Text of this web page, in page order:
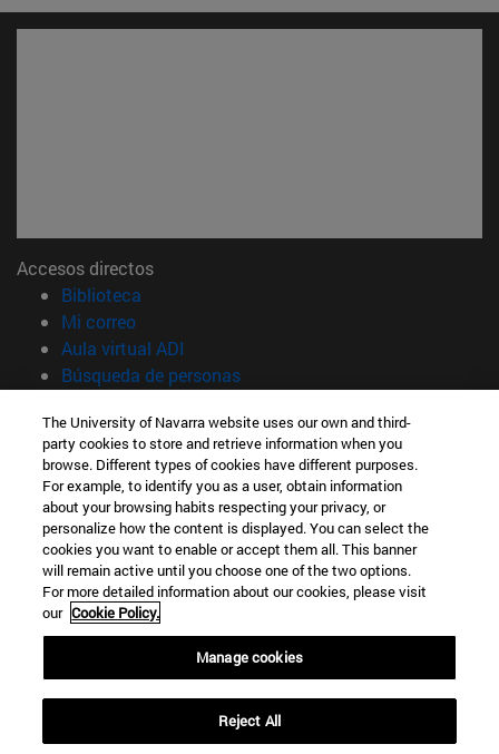
Accesos directos
Biblioteca
Mi correo(abre en nueva ventana)
Aula virtual ADI
Búsqueda de personas(abre en nueva ventana)
Información
TFNO +34 948 42 56 00
¿QUÉ GRADO TE INTERESA?
¿QUÉ MÁSTER TE INTERESA?
© Universidad de Navarra
Información legal
Accesibilidad
Configuración de cookies
Localizador de campus
The University of Navarra website uses our own and third-
party cookies to store and retrieve information when you
browse. Different types of cookies have different purposes.
For example, to identify you as a user, obtain information
about your browsing habits respecting your privacy, or
personalize how the content is displayed. You can select the
cookies you want to enable or accept them all. This banner
will remain active until you choose one of the two options.
For more detailed information about our cookies, please visit
our Cookie Policy.
Manage cookies
Reject All